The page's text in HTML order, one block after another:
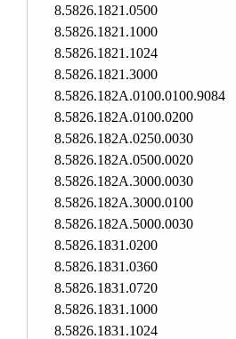
8.5826.1821.0500
8.5826.1821.1000
8.5826.1821.1024
8.5826.1821.3000
8.5826.182A.0100.0100.9084
8.5826.182A.0100.0200
8.5826.182A.0250.0030
8.5826.182A.0500.0020
8.5826.182A.3000.0030
8.5826.182A.3000.0100
8.5826.182A.5000.0030
8.5826.1831.0200
8.5826.1831.0360
8.5826.1831.0720
8.5826.1831.1000
8.5826.1831.1024